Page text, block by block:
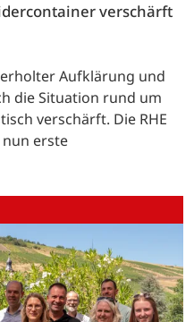
verschärft
Aufklärung und
die Situation rund um
verschärft. Die RHE
nun erste